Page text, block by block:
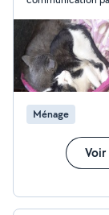
Ménage